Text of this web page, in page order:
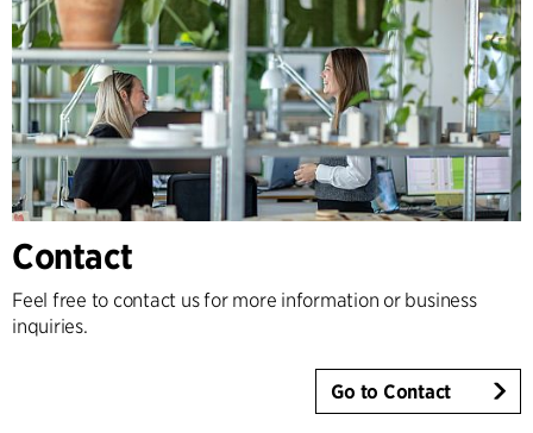
Contact
Feel free to contact us for more information or business
inquiries.
Go to Contact